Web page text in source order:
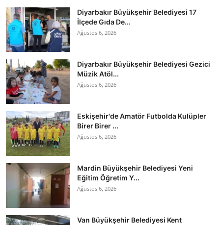
Diyarbakır Büyükşehir Belediyesi 17
İlçede Gıda De...
Ağustos 6, 2026
Diyarbakır Büyükşehir Belediyesi Gezici
Müzik Atöl...
Ağustos 6, 2026
Eskişehir'de Amatör Futbolda Kulüpler
Birer Birer ...
Ağustos 6, 2026
Mardin Büyükşehir Belediyesi Yeni
Eğitim Öğretim Y...
Ağustos 6, 2026
Van Büyükşehir Belediyesi Kent